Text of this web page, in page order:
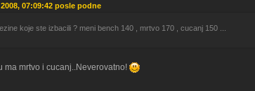
07:09:42 posle podne
koje ste izbacili ? meni bench 140 , mrtvo 170 , cucanj 150 ...
ma mrtvo i cucanj..Neverovatno!